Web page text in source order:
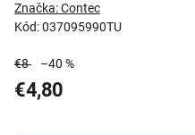
Kód:037095990TU
Značka:Contec
€8 –40 %
€4,80